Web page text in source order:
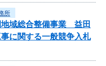
所
地域総合整備事業 益田
に関する一般競争入札